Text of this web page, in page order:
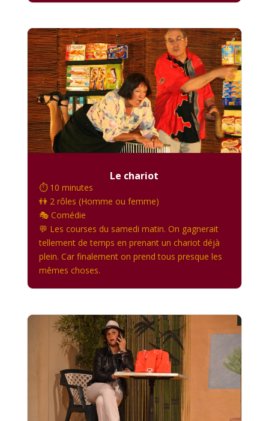
Le chariot
⏱️ 10 minutes
👫 2 rôles (Homme ou femme)
🎭 Comédie
💬 Les courses du samedi matin. On gagnerait
tellement de temps en prenant un chariot déjà
plein. Car finalement on prend tous presque les
mêmes choses.